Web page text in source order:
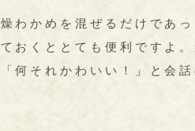
わかめを混ぜるだけであ
おくととても便利ですよ
何それかわいい！」と会話